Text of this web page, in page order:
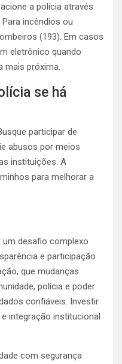
a polícia através
incêndios ou
(193). Em casos
eletrônico quando
mais próxima.
se há
participar de
abusos por meios
instituições. A
para melhorar a
um desafio complexo
e participação
que mudanças
polícia e poder
confiáveis. Investir
integração institucional
com segurança